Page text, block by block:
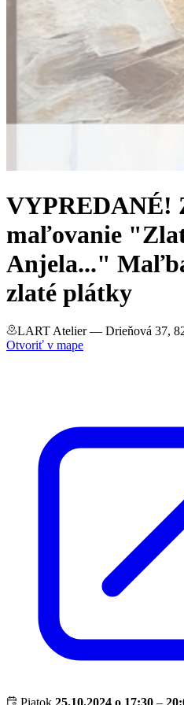
VYPREDANÉ!
maľovanie
Anjela..."
zlaté plátky
LART Atelier— Drieňová 37,
Otvoriť v mape
Piatok 25.10.2024 o 17:30 –